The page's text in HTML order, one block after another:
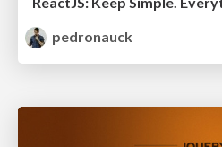
pedronauck